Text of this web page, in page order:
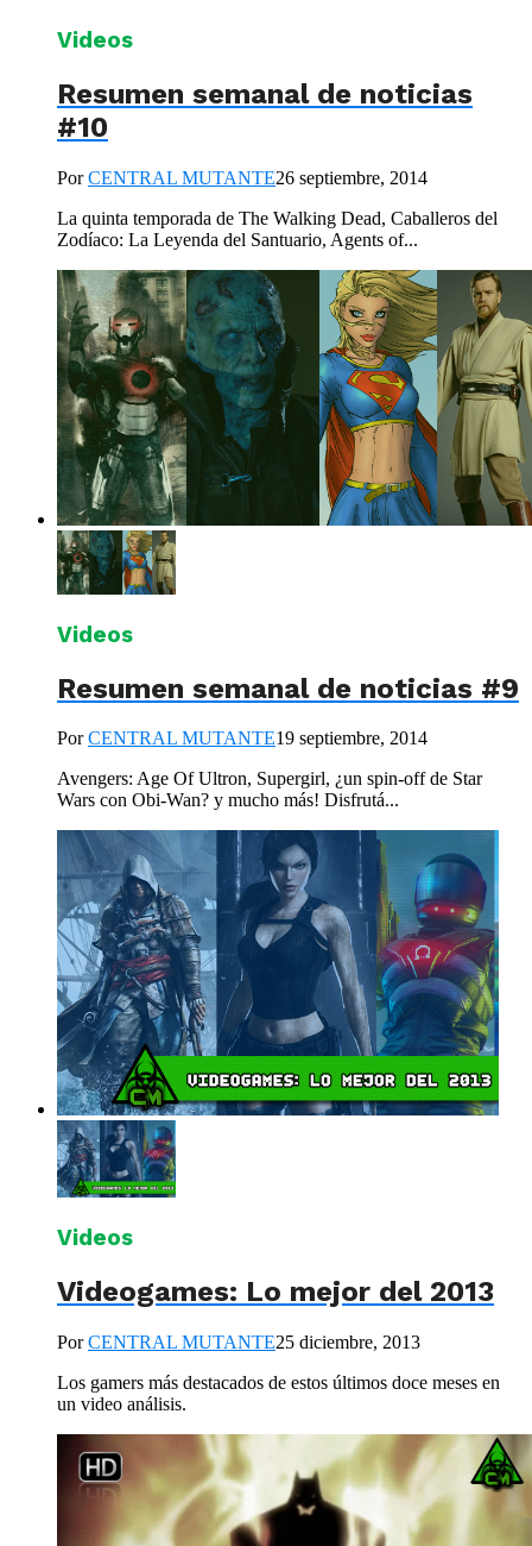
Videos
Resumen semanal de noticias
#10
PorCENTRAL MUTANTE26 septiembre, 2014
La quinta temporada de The Walking Dead, Caballeros del
Zodíaco: La Leyenda del Santuario, Agents of...
Videos
Resumen semanal de noticias #9
PorCENTRAL MUTANTE19 septiembre, 2014
Avengers: Age Of Ultron, Supergirl, ¿un spin-off de Star
Wars con Obi-Wan? y mucho más! Disfrutá...
Videos
Videogames: Lo mejor del 2013
PorCENTRAL MUTANTE25 diciembre, 2013
Los gamers más destacados de estos últimos doce meses en
un video análisis.